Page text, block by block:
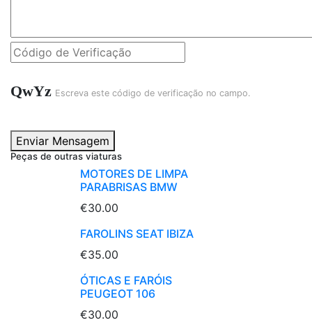
QwYz Escreva este código de verificação no campo.
Enviar Mensagem
Peças de outras viaturas
MOTORES DE LIMPA
PARABRISAS BMW
€30.00
FAROLINS SEAT IBIZA
€35.00
ÓTICAS E FARÓIS
PEUGEOT 106
€30.00